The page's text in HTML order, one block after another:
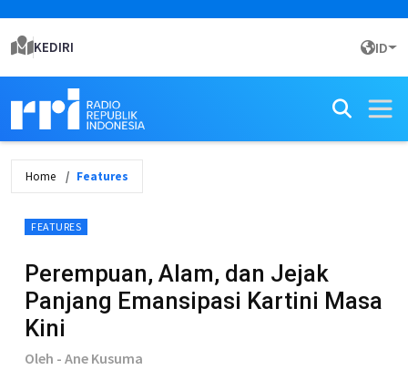
KEDIRI ID
Home Features
FEATURES
Perempuan, Alam, dan Jejak
Panjang Emansipasi Kartini Masa
Kini
Oleh - Ane Kusuma